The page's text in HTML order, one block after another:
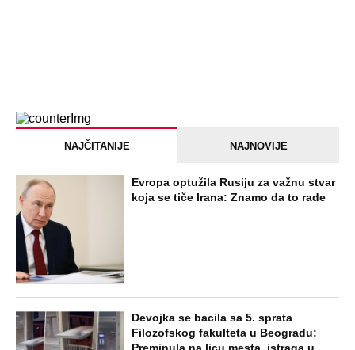
NAJČITANIJE NAJNOVIJE
Evropa optužila Rusiju za važnu stvar
koja se tiče Irana: Znamo da to rade
Devojka se bacila sa 5. sprata
Filozofskog fakulteta u Beogradu: